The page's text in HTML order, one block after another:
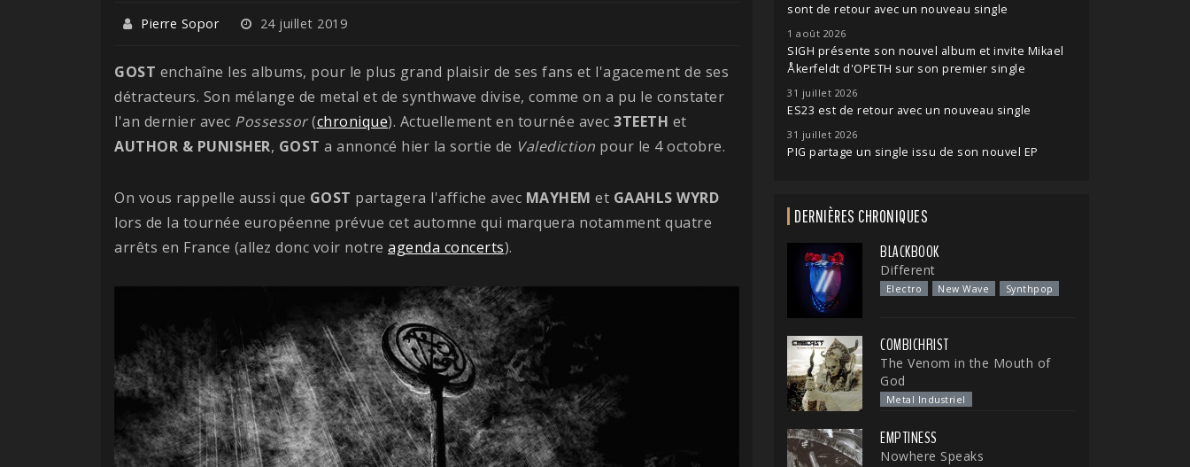
Pierre Sopor 24 juillet 2019
GOST enchaîne les albums, pour le plus grand plaisir de ses fans et l'agacement de ses
détracteurs. Son mélange de metal et de synthwave divise, comme on a pu le constater
l'an dernier avec Possessor(chronique). Actuellement en tournée avec 3TEETH et
AUTHOR & PUNISHER, GOST a annoncé hier la sortie de Valediction pour le 4 octobre.
On vous rappelle aussi que GOST partagera l'affiche avec MAYHEM et GAAHLS WYRD
lors de la tournée européenne prévue cet automne qui marquera notamment quatre
arrêts en France (allez donc voir notre agenda concerts).
sont de retour avec un nouveau single
1 août 2026
SIGH présente son nouvel album et invite Mikael
Åkerfeldt d'OPETH sur son premier single
31 juillet 2026
ES23 est de retour avec un nouveau single
31 juillet 2026
PIG partage un single issu de son nouvel EP
DERNIÈRES CHRONIQUES
BLACKBOOK
Different
Electro New Wave Synthpop
COMBICHRIST
The Venom in the Mouth of
God
Metal Industriel
EMPTINESS
Nowhere Speaks